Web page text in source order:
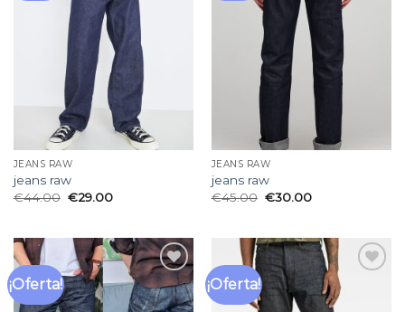
JEANS RAW
jeans raw
€44.00 €29.00
JEANS RAW
jeans raw
€45.00 €30.00
¡Oferta!
Añadir
a la
lista
¡Oferta!